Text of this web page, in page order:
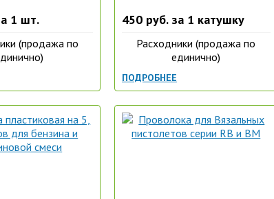
1 шт.
(продажа по
450 руб. за 1 катушку
Расходники (продажа по
единично)
ПОДРОБНЕЕ